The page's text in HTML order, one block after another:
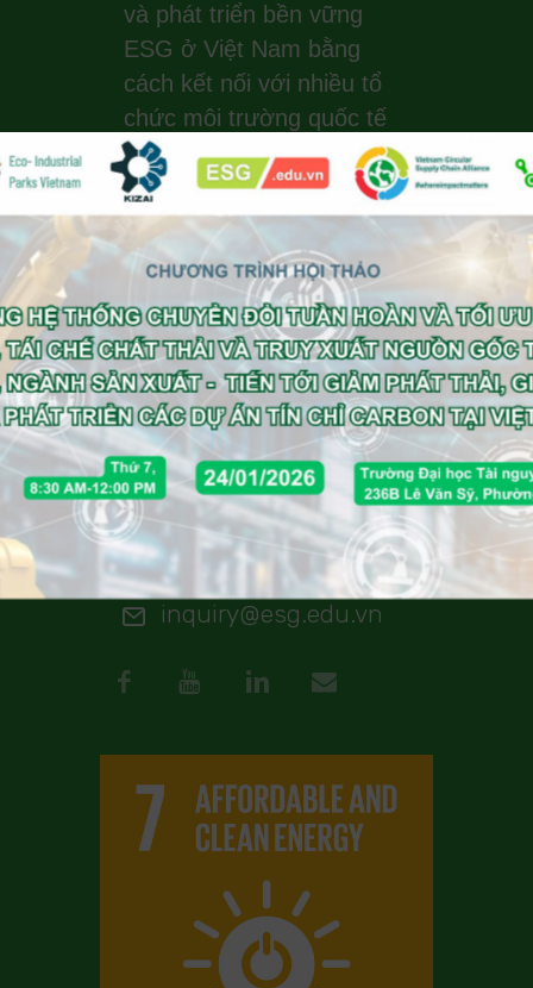
và phát triển bền vững
ESG ở Việt Nam bằng
cách kết nối với nhiều tổ
chức môi trường quốc tế
uy tín, những người khởi
xướng toàn cầu về tính
bền vững, hành động vì
khí hậu, hệ sinh thái xanh
và năng lượng tái tạo. EIP
Vietnam thực hiện tư vấn
theo khung EIP của
UNIDO, Worldbank, GIZ.
Office : +84
(0)988 203 940
MON–FRI 9AM–6PM
inquiry@esg.edu.vn